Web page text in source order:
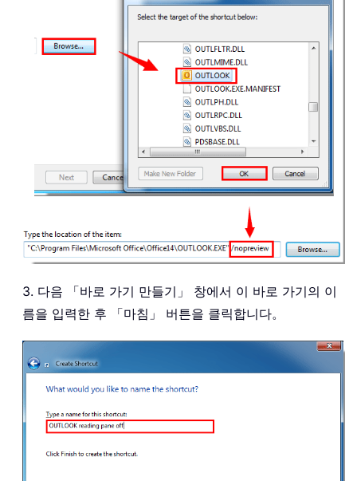
3. 다음 「바로 가기 만들기」 창에서 이 바로 가기의 이
름을 입력한 후 「마침」 버튼을 클릭합니다。